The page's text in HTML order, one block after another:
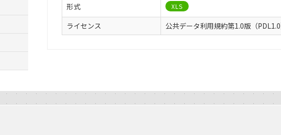
形式
XLS
ライセンス 公共データ利用規約第1.0版（